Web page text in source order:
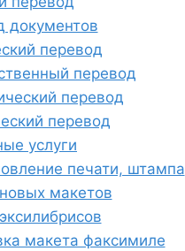
документов
перевод
перевод
перевод
перевод
услуги
печати, штампа
макетов
макета факсимиле